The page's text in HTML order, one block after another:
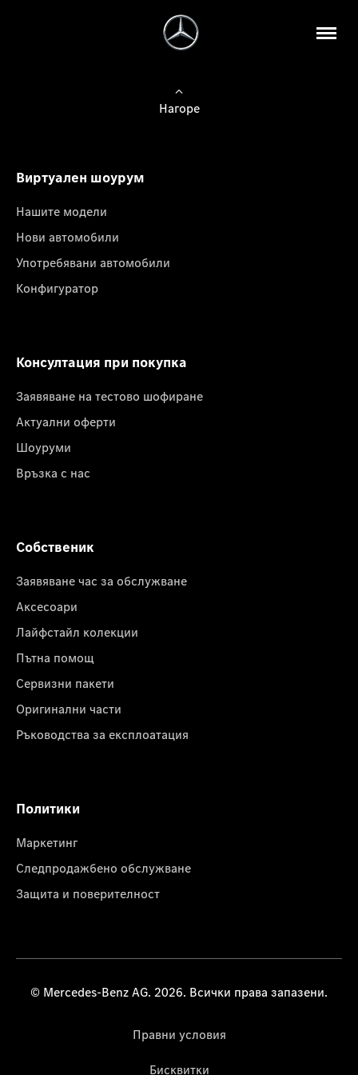
Нагоре
Виртуален шоурум
Нашите модели
Нови автомобили
Употребявани автомобили
Конфигуратор
Консултация при покупка
Заявяване на тестово шофиране
Актуални оферти
Шоуруми
Връзка с нас
Собственик
Заявяване час за обслужване
Аксесоари
Лайфстайл колекции
Пътна помощ
Сервизни пакети
Оригинални части
Ръководства за експлоатация
Политики
Маркетинг
Следпродажбено обслужване
Защита и поверителност
© Mercedes-Benz AG. 2026. Всички права запазени.
Правни условия
Бисквитки